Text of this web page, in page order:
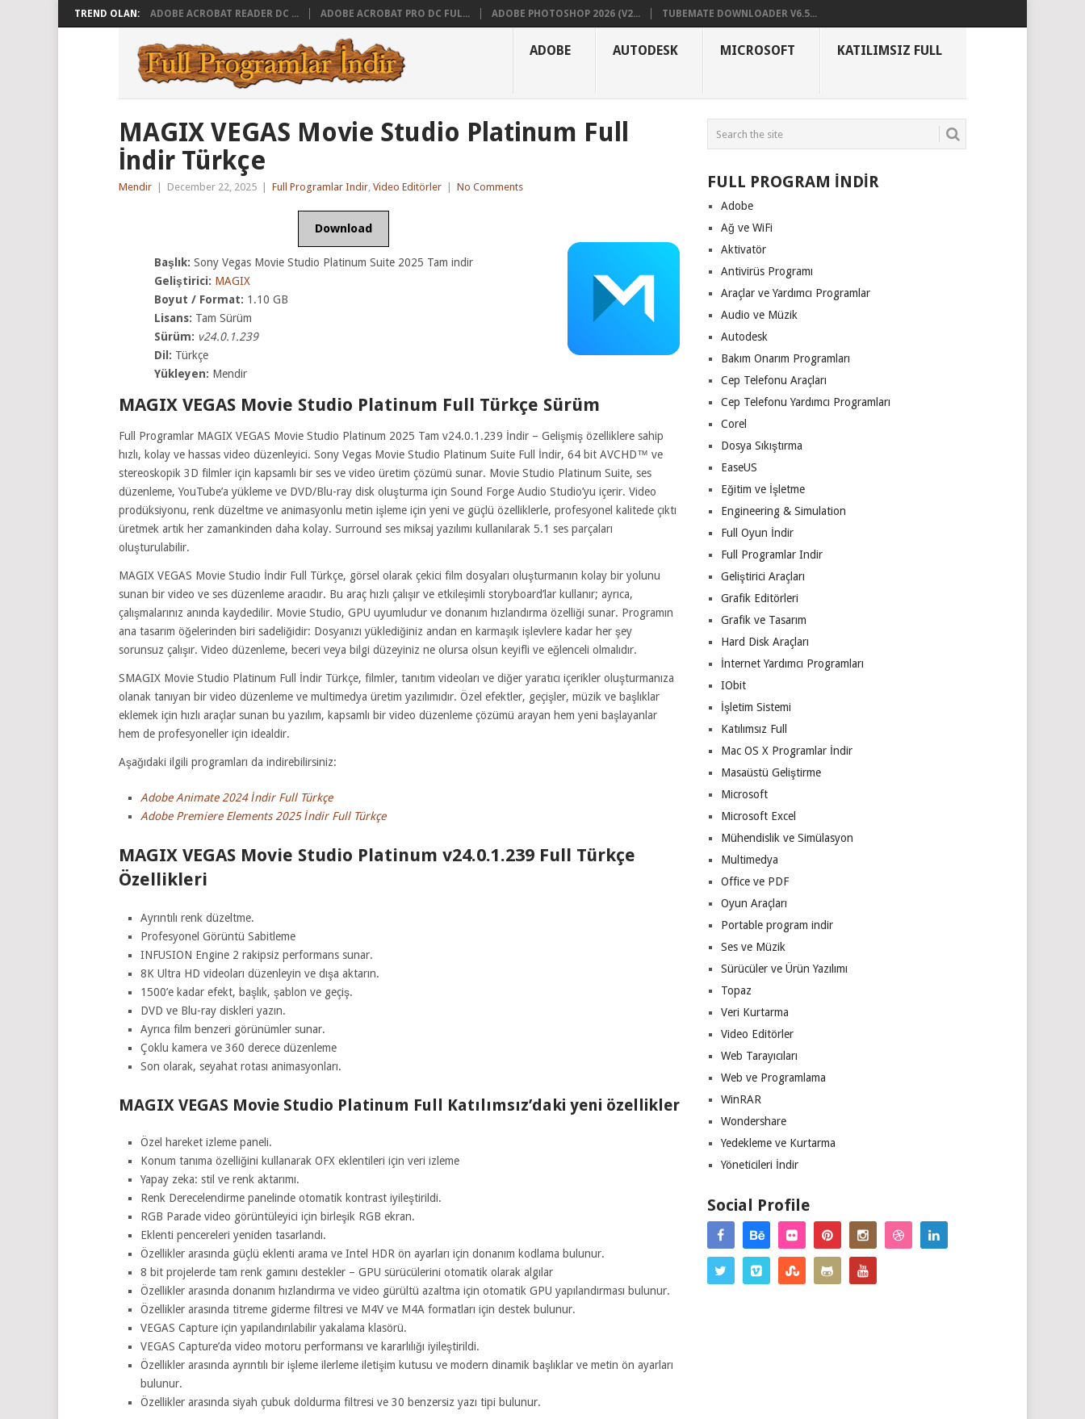
TREND OLAN: ADOBE ACROBAT READER DC ... ADOBE ACROBAT PRO DC FUL... ADOBE PHOTOSHOP 2026 (V2... TUBEMATE DOWNLOADER V6.5...
ADOBE AUTODESK MICROSOFT KATILIMSIZ FULL
MAGIX VEGAS Movie Studio Platinum Full
İndir Türkçe
Mendir December 22, 2025 Full Programlar Indir, Video Editörler No Comments
Download
Başlık: Sony Vegas Movie Studio Platinum Suite 2025 Tam indir
Geliştirici: MAGIX
Boyut / Format: 1.10 GB
Lisans: Tam Sürüm
Sürüm: v24.0.1.239
Dil: Türkçe
Yükleyen: Mendir
MAGIX VEGAS Movie Studio Platinum Full Türkçe Sürüm
Full Programlar MAGIX VEGAS Movie Studio Platinum 2025 Tam v24.0.1.239 İndir – Gelişmiş özelliklere sahip
hızlı, kolay ve hassas video düzenleyici. Sony Vegas Movie Studio Platinum Suite Full İndir, 64 bit AVCHD™ ve
stereoskopik 3D filmler için kapsamlı bir ses ve video üretim çözümü sunar. Movie Studio Platinum Suite, ses
düzenleme, YouTube’a yükleme ve DVD/Blu-ray disk oluşturma için Sound Forge Audio Studio’yu içerir. Video
prodüksiyonu, renk düzeltme ve animasyonlu metin işleme için yeni ve güçlü özelliklerle, profesyonel kalitede çıktı
üretmek artık her zamankinden daha kolay. Surround ses miksaj yazılımı kullanılarak 5.1 ses parçaları
oluşturulabilir.
MAGIX VEGAS Movie Studio İndir Full Türkçe, görsel olarak çekici film dosyaları oluşturmanın kolay bir yolunu
sunan bir video ve ses düzenleme aracıdır. Bu araç hızlı çalışır ve etkileşimli storyboard’lar kullanır; ayrıca,
çalışmalarınız anında kaydedilir. Movie Studio, GPU uyumludur ve donanım hızlandırma özelliği sunar. Programın
ana tasarım öğelerinden biri sadeliğidir: Dosyanızı yüklediğiniz andan en karmaşık işlevlere kadar her şey
sorunsuz çalışır. Video düzenleme, beceri veya bilgi düzeyiniz ne olursa olsun keyifli ve eğlenceli olmalıdır.
SMAGIX Movie Studio Platinum Full İndir Türkçe, filmler, tanıtım videoları ve diğer yaratıcı içerikler oluşturmanıza
olanak tanıyan bir video düzenleme ve multimedya üretim yazılımıdır. Özel efektler, geçişler, müzik ve başlıklar
eklemek için hızlı araçlar sunan bu yazılım, kapsamlı bir video düzenleme çözümü arayan hem yeni başlayanlar
hem de profesyoneller için idealdir.
Aşağıdaki ilgili programları da indirebilirsiniz:
Adobe Animate 2024 İndir Full Türkçe
Adobe Premiere Elements 2025 İndir Full Türkçe
MAGIX VEGAS Movie Studio Platinum v24.0.1.239 Full Türkçe
Özellikleri
Ayrıntılı renk düzeltme.
Profesyonel Görüntü Sabitleme
INFUSION Engine 2 rakipsiz performans sunar.
8K Ultra HD videoları düzenleyin ve dışa aktarın.
1500’e kadar efekt, başlık, şablon ve geçiş.
DVD ve Blu-ray diskleri yazın.
Ayrıca film benzeri görünümler sunar.
Çoklu kamera ve 360 derece düzenleme
Son olarak, seyahat rotası animasyonları.
MAGIX VEGAS Movie Studio Platinum Full Katılımsız’daki yeni özellikler
Özel hareket izleme paneli.
Konum tanıma özelliğini kullanarak OFX eklentileri için veri izleme
Yapay zeka: stil ve renk aktarımı.
Renk Derecelendirme panelinde otomatik kontrast iyileştirildi.
RGB Parade video görüntüleyici için birleşik RGB ekran.
Eklenti pencereleri yeniden tasarlandı.
Özellikler arasında güçlü eklenti arama ve Intel HDR ön ayarları için donanım kodlama bulunur.
8 bit projelerde tam renk gamını destekler – GPU sürücülerini otomatik olarak algılar
Özellikler arasında donanım hızlandırma ve video gürültü azaltma için otomatik GPU yapılandırması bulunur.
Özellikler arasında titreme giderme filtresi ve M4V ve M4A formatları için destek bulunur.
VEGAS Capture için yapılandırılabilir yakalama klasörü.
VEGAS Capture’da video motoru performansı ve kararlılığı iyileştirildi.
Özellikler arasında ayrıntılı bir işleme ilerleme iletişim kutusu ve modern dinamik başlıklar ve metin ön ayarları
bulunur.
Özellikler arasında siyah çubuk doldurma filtresi ve 30 benzersiz yazı tipi bulunur.
FULL PROGRAM İNDİR
Adobe
Ağ ve WiFi
Aktivatör
Antivirüs Programı
Araçlar ve Yardımcı Programlar
Audio ve Müzik
Autodesk
Bakım Onarım Programları
Cep Telefonu Araçları
Cep Telefonu Yardımcı Programları
Corel
Dosya Sıkıştırma
EaseUS
Eğitim ve İşletme
Engineering & Simulation
Full Oyun İndir
Full Programlar Indir
Geliştirici Araçları
Grafik Editörleri
Grafik ve Tasarım
Hard Disk Araçları
İnternet Yardımcı Programları
IObit
İşletim Sistemi
Katılımsız Full
Mac OS X Programlar İndir
Masaüstü Geliştirme
Microsoft
Microsoft Excel
Mühendislik ve Simülasyon
Multimedya
Office ve PDF
Oyun Araçları
Portable program indir
Ses ve Müzik
Sürücüler ve Ürün Yazılımı
Topaz
Veri Kurtarma
Video Editörler
Web Tarayıcıları
Web ve Programlama
WinRAR
Wondershare
Yedekleme ve Kurtarma
Yöneticileri İndir
Social Profile